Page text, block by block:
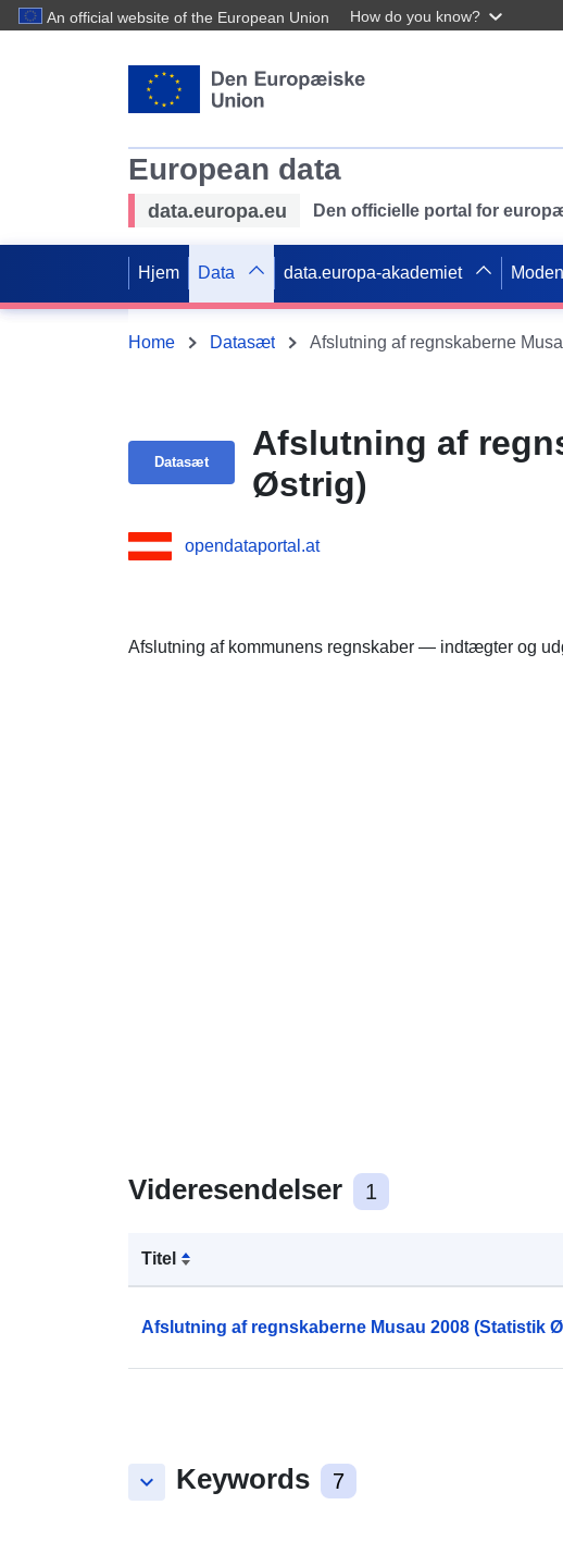
An official website of the European Union How do you know?
European data
data.europa.eu Den officielle portal for
Hjem Data data.europa-akademiet
Home Datasæt Afslutning af regnskaberne
Datasæt
Afslutning af
Østrig)
opendataportal.at
Afslutning af kommunens regnskaber — indtægter og
Videresendelser 1
Titel
Afslutning af regnskaberne Musau 2008 (Statistik
keyboard_arrow_down Keywords 7